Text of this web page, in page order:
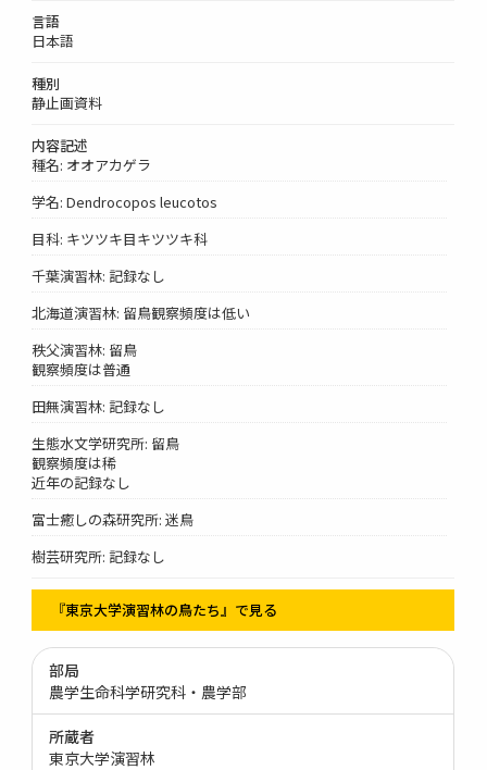
言語
日本語
種別
静止画資料
内容記述
種名: オオアカゲラ
学名: Dendrocopos leucotos
目科: キツツキ目キツツキ科
千葉演習林: 記録なし
北海道演習林: 留鳥観察頻度は低い
秩父演習林: 留鳥
観察頻度は普通
田無演習林: 記録なし
生態水文学研究所: 留鳥
観察頻度は稀
近年の記録なし
富士癒しの森研究所: 迷鳥
樹芸研究所: 記録なし
『東京大学演習林の鳥たち』で見る
部局
農学生命科学研究科・農学部
所蔵者
東京大学演習林